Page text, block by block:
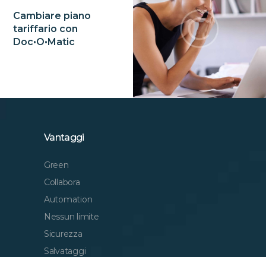
DISTRIBUISCE
FIRMA
Cambiare piano
tariffario con
Doc•O•Matic
Vantaggi
Green
Collabora
Automation
Nessun limite
Sicurezza
Salvataggi